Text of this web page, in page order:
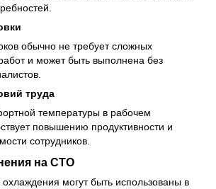
обычно не требует сложных
и может быть выполнена без
труда
температуры в рабочем
повышению продуктивности и
сотрудников.
на СТО
могут быть использованы в